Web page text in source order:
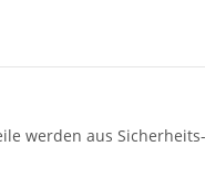
werden aus